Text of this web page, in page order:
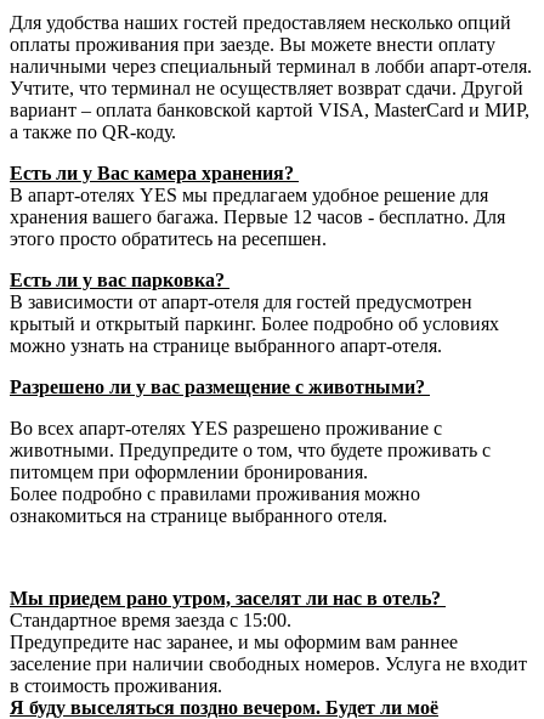
Для удобства наших гостей предоставляем несколько опций
оплаты проживания при заезде. Вы можете внести оплату
наличными через специальный терминал в лобби апарт-отеля.
Учтите, что терминал не осуществляет возврат сдачи. Другой
вариант – оплата банковской картой VISA, MasterCard и МИР,
а также по QR-коду.
Есть ли у Вас камера хранения?
В апарт-отелях YES мы предлагаем удобное решение для
хранения вашего багажа. Первые 12 часов - бесплатно. Для
этого просто обратитесь на ресепшен.
Есть ли у вас парковка?
В зависимости от апарт-отеля для гостей предусмотрен
крытый и открытый паркинг. Более подробно об условиях
можно узнать на странице выбранного апарт-отеля.
Разрешено ли у вас размещение с животными?
Во всех апарт-отелях YES разрешено проживание с
животными. Предупредите о том, что будете проживать с
питомцем при оформлении бронирования.
Более подробно с правилами проживания можно
ознакомиться на странице выбранного отеля.
Мы приедем рано утром, заселят ли нас в отель?
Стандартное время заезда с 15:00.
Предупредите нас заранее, и мы оформим вам раннее
заселение при наличии свободных номеров. Услуга не входит
в стоимость проживания.
Я буду выселяться поздно вечером. Будет ли моё